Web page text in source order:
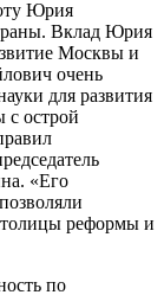
Юрия
Вклад Юрия
Москвы и
очень
для развития
с острой
«Его
реформы и
по